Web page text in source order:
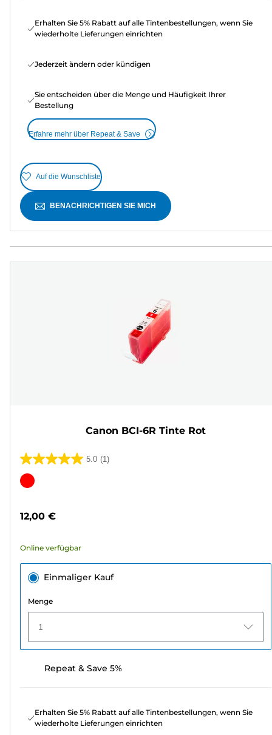
Erhalten Sie 5% Rabatt auf alle Tintenbestellungen, wenn Sie
wiederholte Lieferungen einrichten
Jederzeit ändern oder kündigen
Sie entscheiden über die Menge und Häufigkeit Ihrer
Bestellung
Erfahre mehr über Repeat & Save
Auf die Wunschliste
BENACHRICHTIGEN SIE MICH
Canon BCI-6R Tinte Rot
5.0 (1)
5.0
von
Farbpatrone
12,00 €
Online verfügbar
Einmaliger Kauf
Menge
1
Repeat & Save 5%
Erhalten Sie 5% Rabatt auf alle Tintenbestellungen, wenn Sie
wiederholte Lieferungen einrichten